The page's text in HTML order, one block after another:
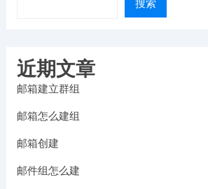
搜索
近期文章
邮箱建立群组
邮箱怎么建组
邮箱创建
邮件组怎么建